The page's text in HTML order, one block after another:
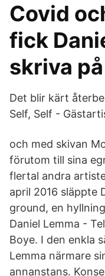
Covid
fick
skriva
Det blir kärt
Self, Self -
och med skivan
förutom till sina
flertal andra
april 2016 släppte
ground, en
Daniel Lemma -
Boye. I den enkla
Lemma närmare
annanstans.